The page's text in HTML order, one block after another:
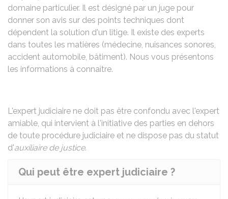
domaine particulier. Il est désigné par un juge pour
donner son avis sur des points techniques dont
dépendent la solution d'un litige. Il existe des experts
dans toutes les matières (médecine, nuisances sonores,
accident automobile, bâtiment). Nous vous présentons
les informations à connaître.
L'expert judiciaire ne doit pas être confondu avec l'expert
amiable, qui intervient à l'initiative des parties en dehors
de toute procédure judiciaire et ne dispose pas du statut
d'auxiliaire de justice.
Qui peut être expert judiciaire ?